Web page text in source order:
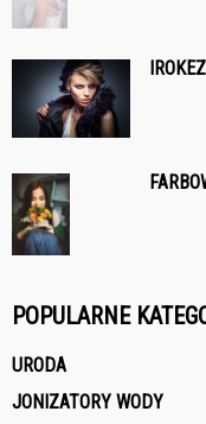
POPULARNE
URODA
JONIZATORY WODY